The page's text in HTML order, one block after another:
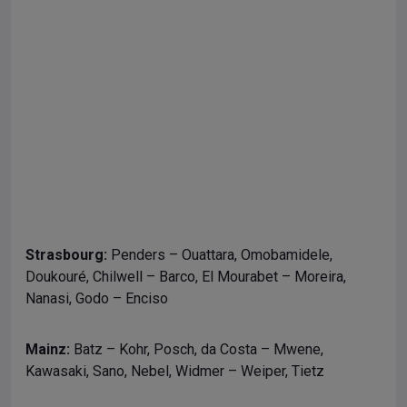
Strasbourg: Penders – Ouattara, Omobamidele,
Doukouré, Chilwell – Barco, El Mourabet – Moreira,
Nanasi, Godo – Enciso
Mainz: Batz – Kohr, Posch, da Costa – Mwene,
Kawasaki, Sano, Nebel, Widmer – Weiper, Tietz